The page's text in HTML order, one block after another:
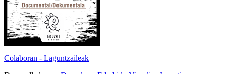
Colaboran - Laguntzaileak